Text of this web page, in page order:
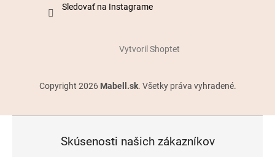
Sledovať na Instagrame
Vytvoril Shoptet
Copyright 2026 Mabell.sk. Všetky práva vyhradené.
Skúsenosti našich zákazníkov